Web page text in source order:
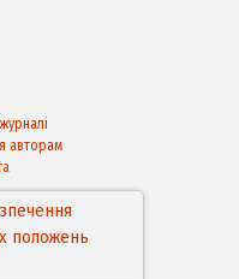
авторам
положень